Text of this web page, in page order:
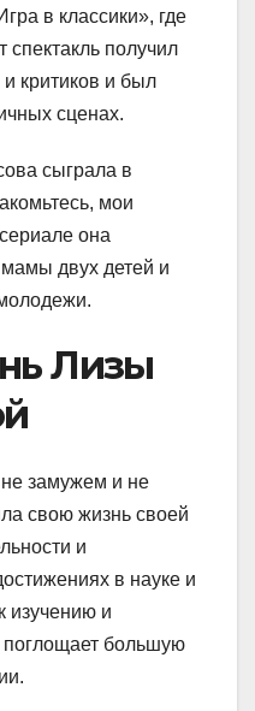
в классики», где
получил
критиков и был
сценах.
сыграла в
мои
она
двух детей и
Лизы
замужем и не
свою жизнь своей
и
в науке и
изучению и
поглощает большую